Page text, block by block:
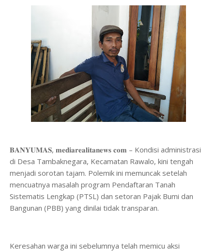
𝐁𝐀𝐍𝐘𝐔𝐌𝐀𝐒, 𝐦𝐞𝐝𝐢𝐚𝐫𝐞𝐚𝐥𝐢𝐭𝐚𝐧𝐞𝐰𝐬 𝐜𝐨𝐦 – Kondisi administrasi
di Desa Tambaknegara, Kecamatan Rawalo, kini tengah
menjadi sorotan tajam. Polemik ini memuncak setelah
mencuatnya masalah program Pendaftaran Tanah
Sistematis Lengkap (PTSL) dan setoran Pajak Bumi dan
Bangunan (PBB) yang dinilai tidak transparan.
Keresahan warga ini sebelumnya telah memicu aksi